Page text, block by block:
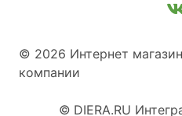
© 2026 Интернет магазин
компании
© DIERA.RU